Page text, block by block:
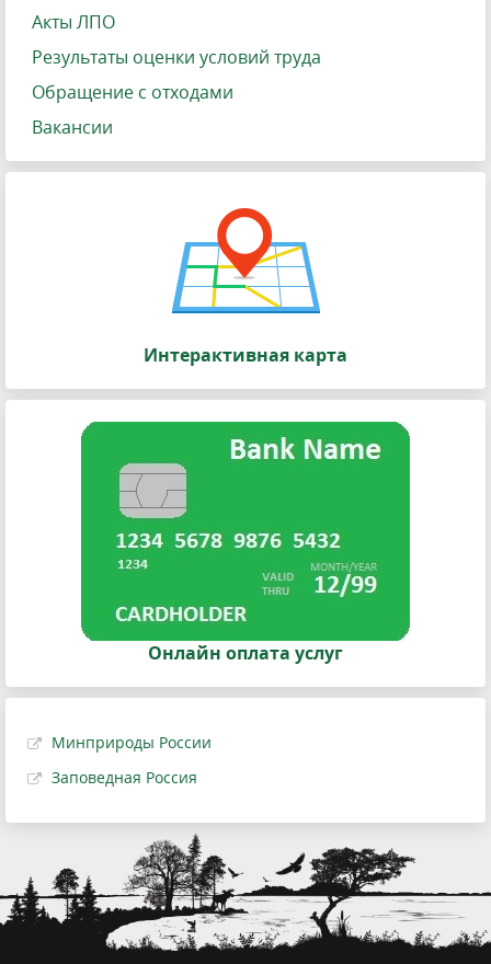
Акты ЛПО
Результаты оценки условий труда
Обращение с отходами
Вакансии
Интерактивная карта
Онлайн оплата услуг
Минприроды России
Заповедная Россия